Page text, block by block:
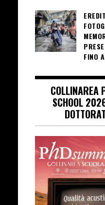
FINO
COLLINAREA
SCHOOL